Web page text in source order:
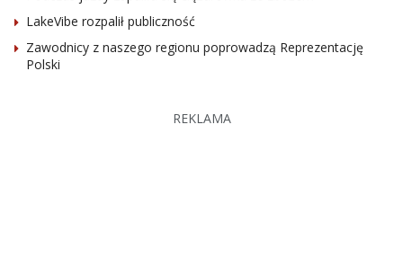
LakeVibe rozpalił publiczność
Zawodnicy z naszego regionu poprowadzą Reprezentację
Polski
REKLAMA